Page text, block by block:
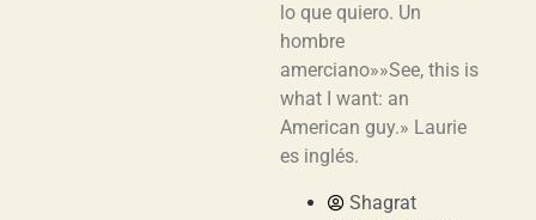
lo que quiero. Un
hombre
amerciano»»See, this is
what I want: an
American guy.» Laurie
es inglés.
Shagrat